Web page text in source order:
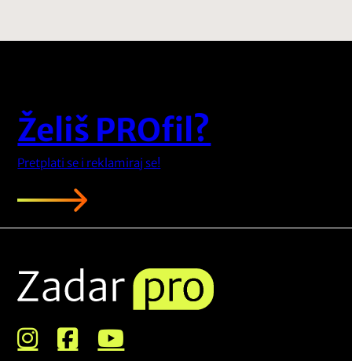
Želiš PROfil?
Pretplati se i reklamiraj se!